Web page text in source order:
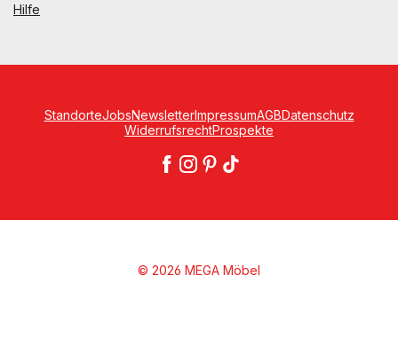
Hilfe
StandorteJobsNewsletterImpressumAGBDatenschutz
WiderrufsrechtProspekte
© 2026 MEGA Möbel